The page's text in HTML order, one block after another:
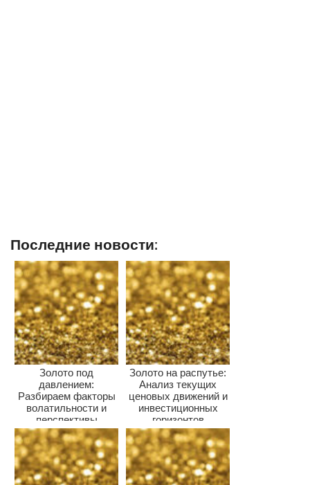
Последние новости:
Золото под
давлением:
Разбираем факторы
волатильности и
перспективы
драгметалла для
инвесторов
Золото на распутье:
Анализ текущих
ценовых движений и
инвестиционных
горизонтов